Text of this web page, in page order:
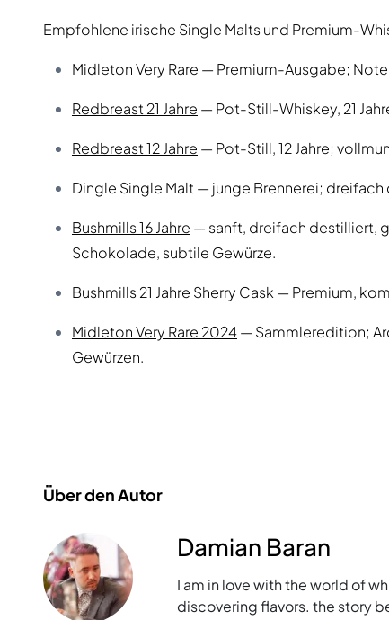
Empfohlene irische Single Malts und Premium-
Midleton Very Rare — Premium-Ausgabe;
Redbreast 21 Jahre — Pot-Still-Whiskey, 21
Redbreast 12 Jahre — Pot-Still, 12 Jahre;
Dingle Single Malt — junge Brennerei;
Bushmills 16 Jahre — sanft, dreifach destilliert,
Schokolade, subtile Gewürze.
Bushmills 21 Jahre Sherry Cask — Premium,
Midleton Very Rare 2024— Sammleredition;
Gewürzen.
Über den Autor
Damian Baran
I am in love with the world of
discovering flavors. the story